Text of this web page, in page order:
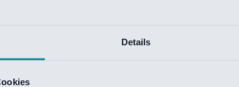
Details
zo snel mogelijk te verhelpen.
te krijgen.